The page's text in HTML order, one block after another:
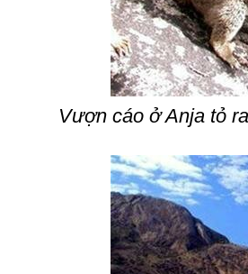
Vượn cáo ở Anja tỏ